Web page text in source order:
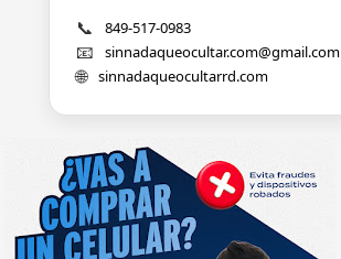
📞 849-517-0983
📧 sinnadaqueocultar.com@gmail.com
🌐 sinnadaqueocultarrd.com